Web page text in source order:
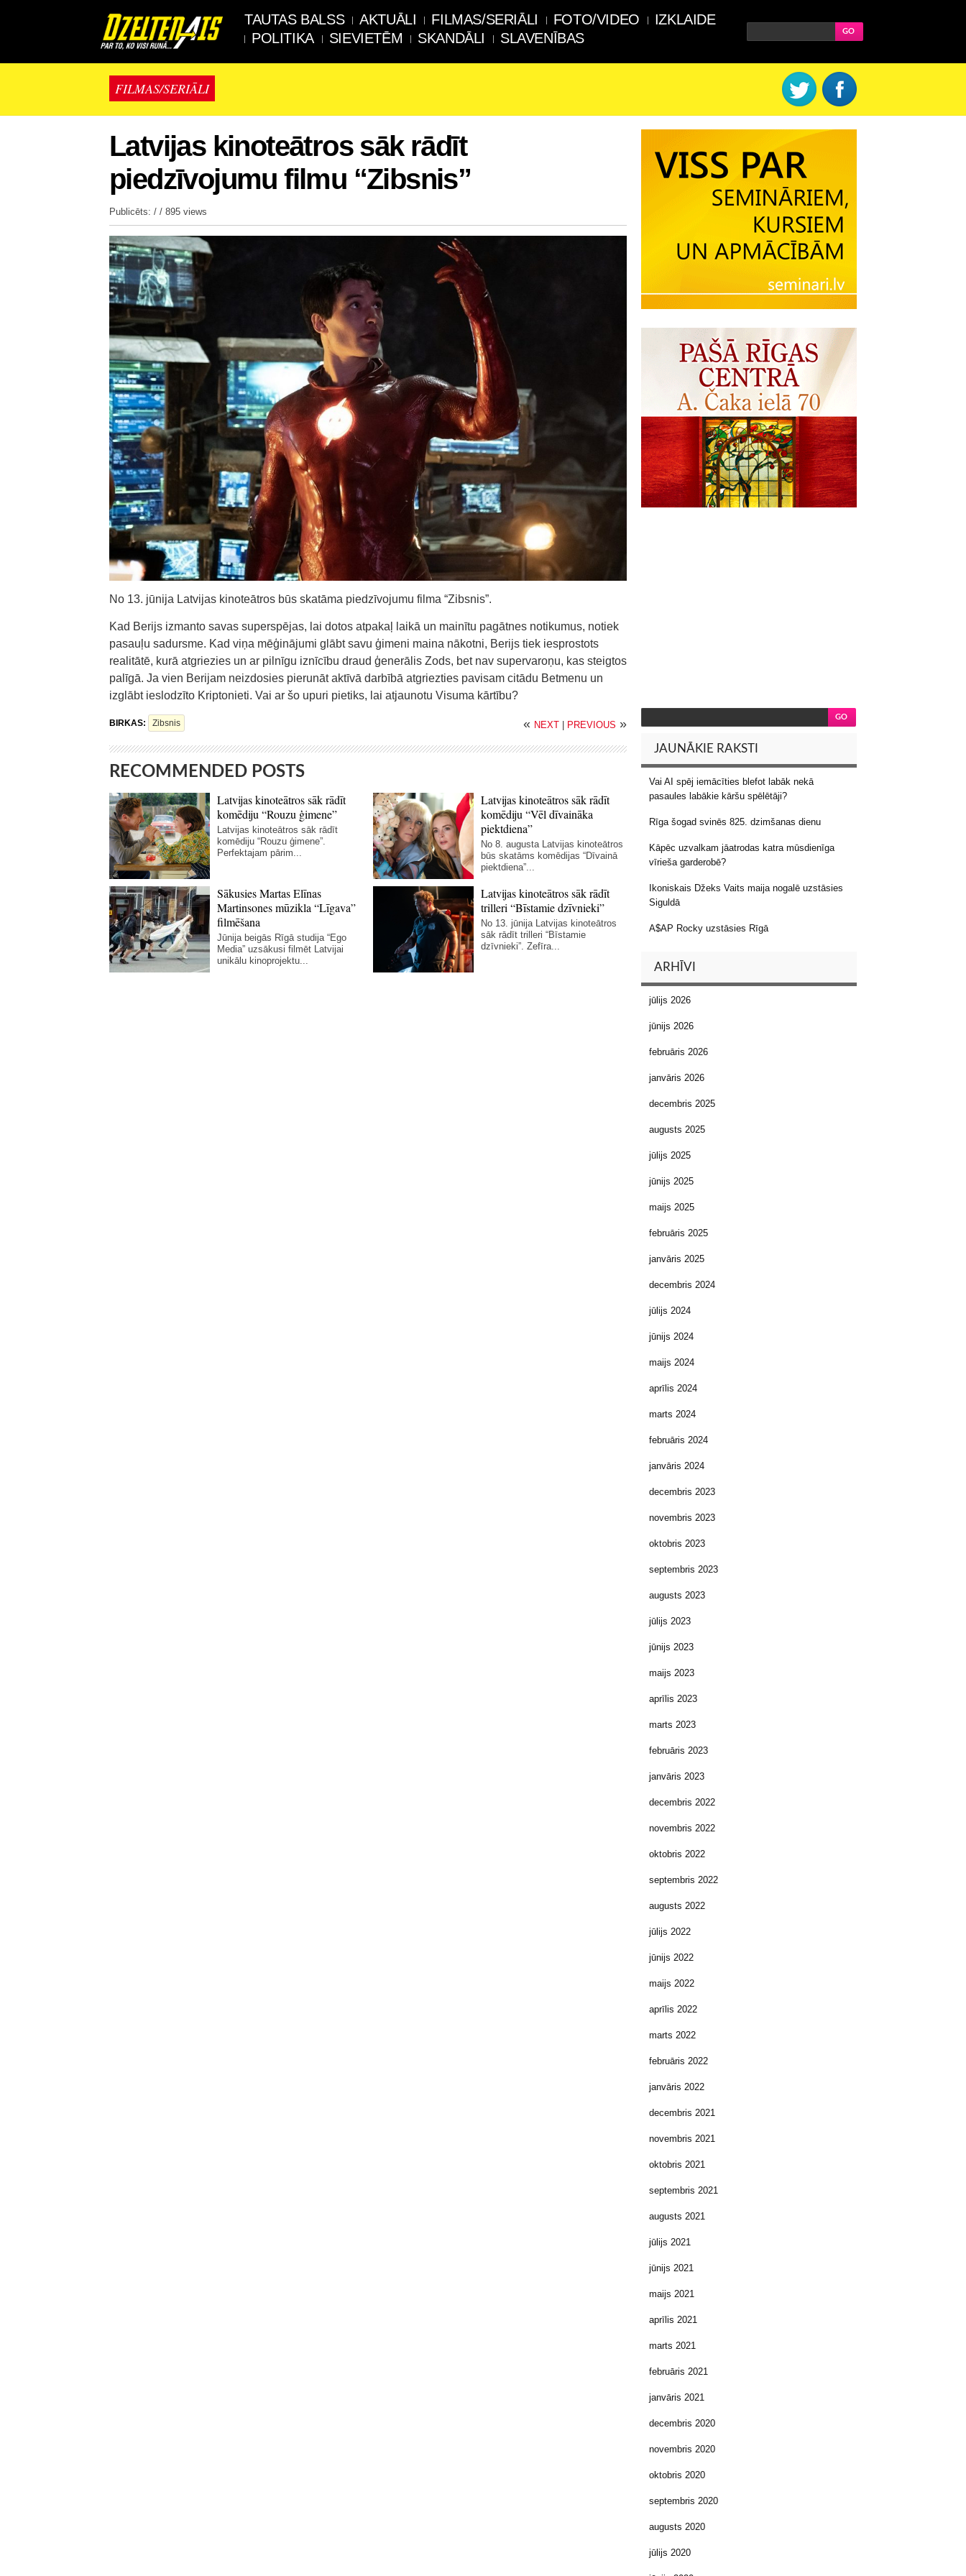
TAUTAS BALSS AKTUĀLI FILMAS/SERIĀLI FOTO/VIDEO
IZKLAIDE
POLITIKA
SIEVIETĒM SKANDĀLI SLAVENĪBAS
FILMAS/SERIĀLI
Latvijas kinoteātros sāk rādīt
piedzīvojumu filmu “Zibsnis”
Publicēts: / / 895 views
No 13. jūnija Latvijas kinoteātros būs skatāma piedzīvojumu filma “Zibsnis”.
Kad Berijs izmanto savas superspējas, lai dotos atpakaļ laikā un mainītu pagātnes notikumus, notiek
pasauļu sadursme. Kad viņa mēģinājumi glābt savu ģimeni maina nākotni, Berijs tiek iesprostots
realitātē, kurā atgriezies un ar pilnīgu iznīcību draud ģenerālis Zods, bet nav supervaroņu, kas steigtos
palīgā. Ja vien Berijam neizdosies pierunāt aktīvā darbībā atgriezties pavisam citādu Betmenu un
izglābt ieslodzīto Kriptonieti. Vai ar šo upuri pietiks, lai atjaunotu Visuma kārtību?
BIRKAS: Zibsnis « NEXT PREVIOUS »
RECOMMENDED POSTS
Latvijas kinoteātros sāk rādīt
komēdiju “Rouzu ģimene”
Latvijas kinoteātros sāk rādīt
komēdiju “Rouzu ģimene”.
Perfektajam pārim...
Latvijas kinoteātros sāk rādīt
komēdiju “Vēl dīvaināka
piektdiena”
No 8. augusta Latvijas kinoteātros
būs skatāms komēdijas “Dīvainā
piektdiena”...
Sākusies Martas Elīnas
Martinsones mūzikla “Līgava”
filmēšana
Jūnija beigās Rīgā studija “Ego
Media” uzsākusi filmēt Latvijai
unikālu kinoprojektu...
Latvijas kinoteātros sāk rādīt
trilleri “Bīstamie dzīvnieki”
No 13. jūnija Latvijas kinoteātros
sāk rādīt trilleri “Bīstamie
dzīvnieki”. Zefīra...
JAUNĀKIE RAKSTI
Vai AI spēj iemācīties blefot labāk nekā
pasaules labākie kāršu spēlētāji?
Rīga šogad svinēs 825. dzimšanas dienu
Kāpēc uzvalkam jāatrodas katra mūsdienīga
vīrieša garderobē?
Ikoniskais Džeks Vaits maija nogalē uzstāsies
Siguldā
A$AP Rocky uzstāsies Rīgā
ARHĪVI
jūlijs 2026
jūnijs 2026
februāris 2026
janvāris 2026
decembris 2025
augusts 2025
jūlijs 2025
jūnijs 2025
maijs 2025
februāris 2025
janvāris 2025
decembris 2024
jūlijs 2024
jūnijs 2024
maijs 2024
aprīlis 2024
marts 2024
februāris 2024
janvāris 2024
decembris 2023
novembris 2023
oktobris 2023
septembris 2023
augusts 2023
jūlijs 2023
jūnijs 2023
maijs 2023
aprīlis 2023
marts 2023
februāris 2023
janvāris 2023
decembris 2022
novembris 2022
oktobris 2022
septembris 2022
augusts 2022
jūlijs 2022
jūnijs 2022
maijs 2022
aprīlis 2022
marts 2022
februāris 2022
janvāris 2022
decembris 2021
novembris 2021
oktobris 2021
septembris 2021
augusts 2021
jūlijs 2021
jūnijs 2021
maijs 2021
aprīlis 2021
marts 2021
februāris 2021
janvāris 2021
decembris 2020
novembris 2020
oktobris 2020
septembris 2020
augusts 2020
jūlijs 2020